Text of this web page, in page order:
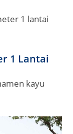
1 lantai
1 Lantai
kayu